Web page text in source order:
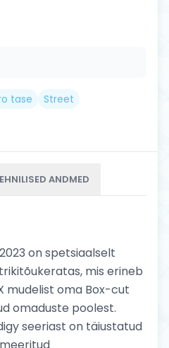
tase Street
ANDMED
on spetsiaalselt
mis erineb
mudelist oma Box-cut
omaduste poolest.
seeriast on täiustatud